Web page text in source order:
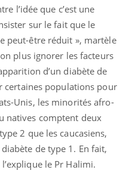
l’idée que c’est une
sur le fait que le
peut-être réduit », martèle
plus ignorer les facteurs
d’un diabète de
certaines populations pour
Unis, les minorités afro-
natives comptent deux
2 que les caucasiens,
de type 1. En fait,
le Pr Halimi.